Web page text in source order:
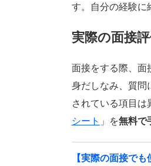
す。自分の経験に
実際の面接
面接をする際、面
身だしなみ、質問
されている項目
シート 」を無料で
【実際の面接で